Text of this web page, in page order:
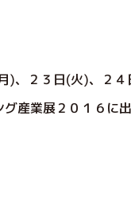
)、２３日(火)、２
産業展２０１６に出